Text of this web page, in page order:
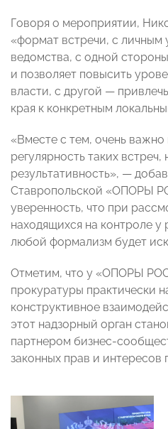
Говоря о мероприятии,
«формат встречи, с личным
ведомства, с одной
и позволяет повысить
власти, с другой —
края к конкретным
«Вместе с тем, очень важно
регулярность таких встреч,
результативность», —
Ставропольской «ОПОРЫ
уверенность, что при
находящихся на контроле у
любой формализм будет
Отметим, что у «ОПОРЫ
прокуратуры практически
конструктивное
этот надзорный орган
партнером бизнес-
законных прав и интересов